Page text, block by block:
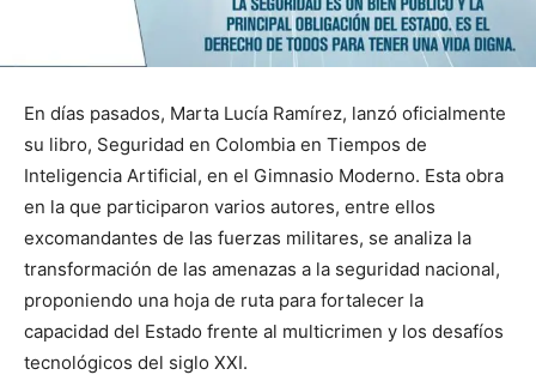
En días pasados, Marta Lucía Ramírez, lanzó oficialmente
su libro, Seguridad en Colombia en Tiempos de
Inteligencia Artificial, en el Gimnasio Moderno. Esta obra
en la que participaron varios autores, entre ellos
excomandantes de las fuerzas militares, se analiza la
transformación de las amenazas a la seguridad nacional,
proponiendo una hoja de ruta para fortalecer la
capacidad del Estado frente al multicrimen y los desafíos
tecnológicos del siglo XXI.